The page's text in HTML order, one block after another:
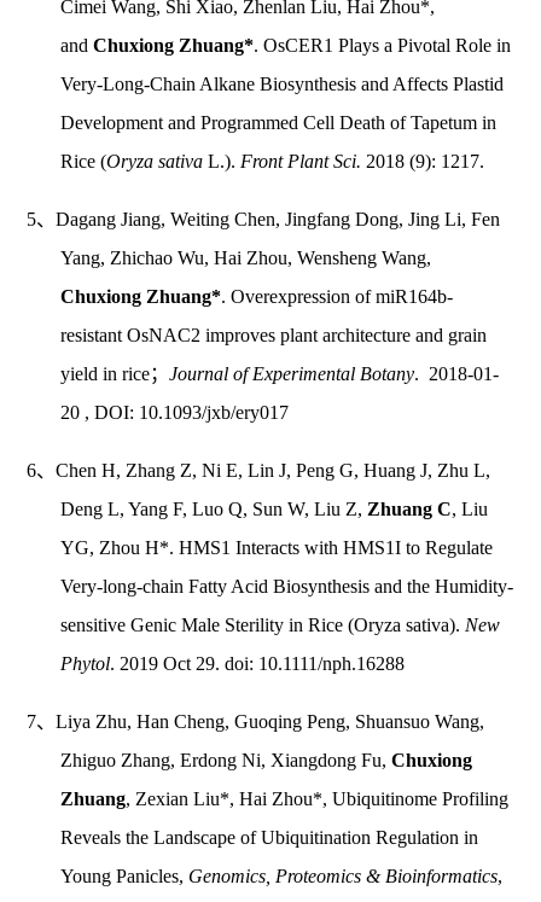
Cimei Wang, Shi Xiao, Zhenlan Liu, Hai Zhou*,
and Chuxiong Zhuang*. OsCER1 Plays a Pivotal Role in
Very-Long-Chain Alkane Biosynthesis and Affects Plastid
Development and Programmed Cell Death of Tapetum in
Rice (Oryza sativa L.). Front Plant Sci. 2018 (9): 1217.
5、Dagang Jiang, Weiting Chen, Jingfang Dong, Jing Li, Fen
Yang, Zhichao Wu, Hai Zhou, Wensheng Wang,
Chuxiong Zhuang*. Overexpression of miR164b-
resistant OsNAC2 improves plant architecture and grain
yield in rice；Journal of Experimental Botany. 2018-01-
20 , DOI: 10.1093/jxb/ery017
6、Chen H, Zhang Z, Ni E, Lin J, Peng G, Huang J, Zhu L,
Deng L, Yang F, Luo Q, Sun W, Liu Z, Zhuang C, Liu
YG, Zhou H*. HMS1 Interacts with HMS1I to Regulate
Very-long-chain Fatty Acid Biosynthesis and the Humidity-
sensitive Genic Male Sterility in Rice (Oryza sativa). New
Phytol. 2019 Oct 29. doi: 10.1111/nph.16288
7、Liya Zhu, Han Cheng, Guoqing Peng, Shuansuo Wang,
Zhiguo Zhang, Erdong Ni, Xiangdong Fu,Chuxiong
Zhuang, Zexian Liu*, Hai Zhou*, Ubiquitinome Profiling
Reveals the Landscape of Ubiquitination Regulation in
Young Panicles, Genomics, Proteomics & Bioinformatics,